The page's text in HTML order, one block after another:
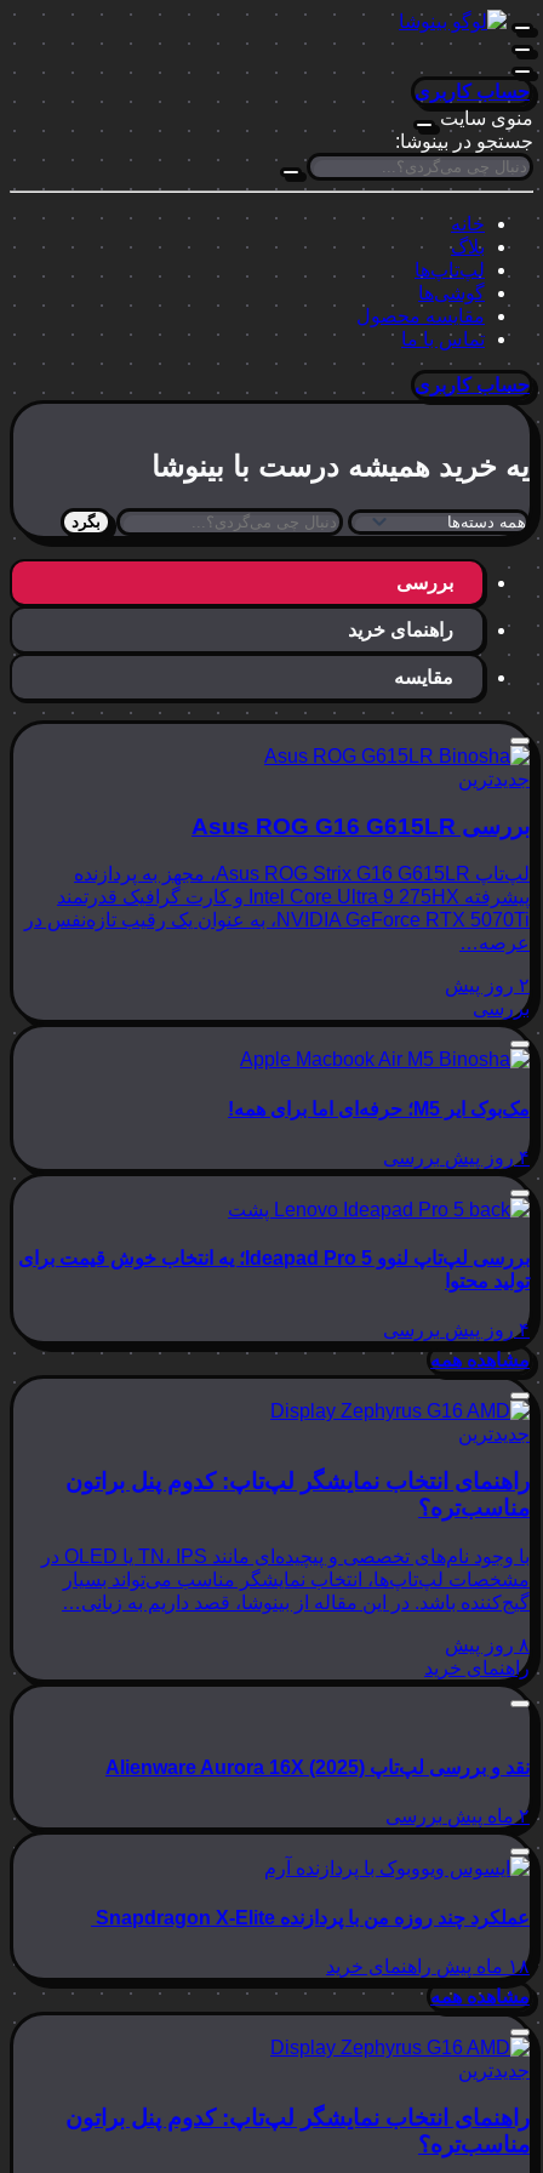
حساب کاربری
منوی سایت
جستجو در بینوشا:
خانه
بلاگ
لپ‌تاپ‌ها
گوشی‌ها
مقایسه محصول
تماس با ما
حساب کاربری
یه خرید همیشه درست با بینوشا
بگرد
بررسی
راهنمای خرید
مقایسه
جدیدترین
بررسی Asus ROG G16 G615LR
لپ‌تاپ Asus ROG Strix G16 G615LR، مجهز به پردازنده
پیشرفته Intel Core Ultra 9 275HX و کارت گرافیک قدرتمند
NVIDIA GeForce RTX 5070Ti، به عنوان یک رقیب تازه‌نفس در
عرصه…
۲ روز پیش
بررسی
مک‌بوک ایر M5؛ حرفه‌ای اما برای همه!
۴ روز پیش بررسی
بررسی لپ‌تاپ لنوو Ideapad Pro 5؛ یه انتخاب خوش قیمت برای
تولید محتوا
۴ روز پیش
بررسی
مشاهده همه
جدیدترین
راهنمای انتخاب نمایشگر لپ‌تاپ: کدوم پنل براتون
مناسب‌تره؟
با وجود نام‌های تخصصی و پیچیده‌ای مانند TN، IPS یا OLED در
مشخصات لپ‌تاپ‌ها، انتخاب نمایشگر مناسب می‌تواند بسیار
گیج‌کننده باشد. در این مقاله از بینوشا، قصد داریم به زبانی…
۸ روز پیش
راهنمای خرید
نقد و بررسی لپ‌تاپ Alienware Aurora 16X (2025)
۲ ماه پیش بررسی
عملکرد چند روزه من با پردازنده Snapdragon X-Elite
۱۸ ماه پیش
راهنمای خرید
مشاهده همه
جدیدترین
راهنمای انتخاب نمایشگر لپ‌تاپ: کدوم پنل براتون
مناسب‌تره؟